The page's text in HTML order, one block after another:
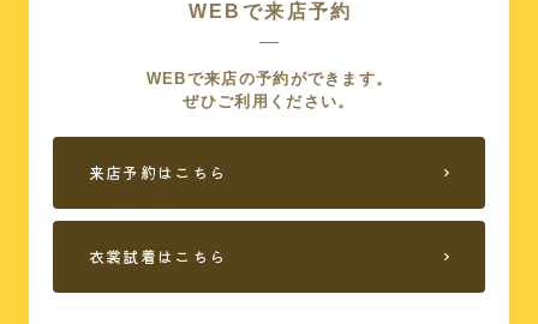
WEBで来店予約
WEBで来店の予約ができます。
ぜひご利用ください。
来店予約はこちら
衣裳試着はこちら